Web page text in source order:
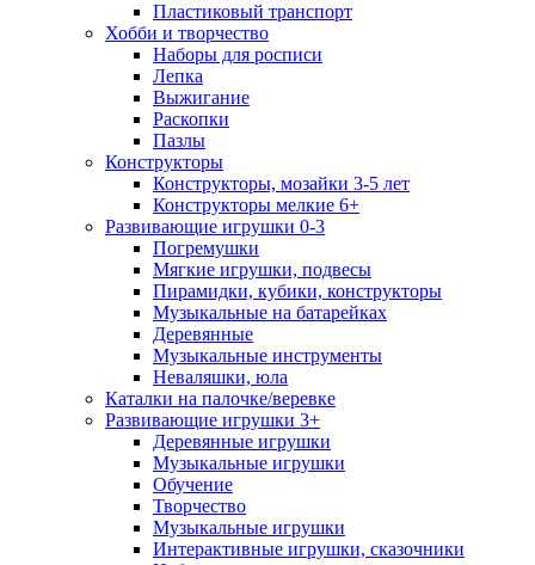
Пластиковый транспорт
Хобби и творчество
Наборы для росписи
Лепка
Выжигание
Раскопки
Пазлы
Конструкторы
Конструкторы, мозайки 3-5 лет
Конструкторы мелкие 6+
Развивающие игрушки 0-3
Погремушки
Мягкие игрушки, подвесы
Пирамидки, кубики, конструкторы
Музыкальные на батарейках
Деревянные
Музыкальные инструменты
Неваляшки, юла
Каталки на палочке/веревке
Развивающие игрушки 3+
Деревянные игрушки
Музыкальные игрушки
Обучение
Творчество
Музыкальные игрушки
Интерактивные игрушки, сказочники